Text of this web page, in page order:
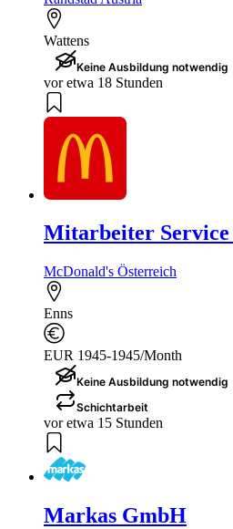
Wattens
Keine Ausbildung notwendig
vor etwa 18 Stunden
Mitarbeiter
McDonald's Österreich
Enns
EUR 1945-1945/Month
Keine Ausbildung notwendig
Schichtarbeit
vor etwa 15 Stunden
Markas GmbH